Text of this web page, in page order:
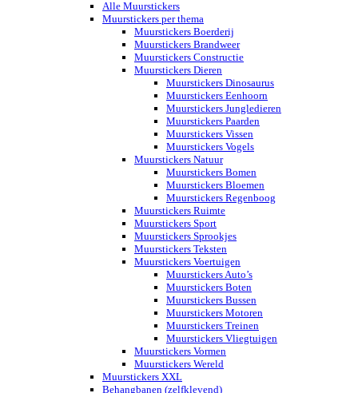
Alle Muurstickers
Muurstickers per thema
Muurstickers Boerderij
Muurstickers Brandweer
Muurstickers Constructie
Muurstickers Dieren
Muurstickers Dinosaurus
Muurstickers Eenhoorn
Muurstickers Jungledieren
Muurstickers Paarden
Muurstickers Vissen
Muurstickers Vogels
Muurstickers Natuur
Muurstickers Bomen
Muurstickers Bloemen
Muurstickers Regenboog
Muurstickers Ruimte
Muurstickers Sport
Muurstickers Sprookjes
Muurstickers Teksten
Muurstickers Voertuigen
Muurstickers Auto’s
Muurstickers Boten
Muurstickers Bussen
Muurstickers Motoren
Muurstickers Treinen
Muurstickers Vliegtuigen
Muurstickers Vormen
Muurstickers Wereld
Muurstickers XXL
Behangbanen (zelfklevend)